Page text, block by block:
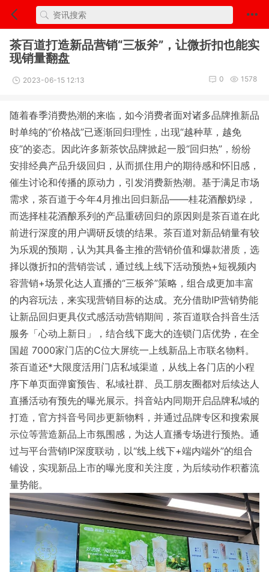
茶百道打造新品营销“三板斧”，让微折扣也能实
现销量翻盘
2023-06-15 12:13 1578
0
随着春季消费热潮的来临，如今消费者面对诸多品牌推新品
时单纯的“价格战”已逐渐回归理性，出现“越种草，越免
疫”的姿态。因此许多新茶饮品牌掀起一股“回归热”，纷纷
安排经典产品升级回归，从而抓住用户的期待感和怀旧感，
催生讨论和传播的原动力，引发消费新热潮。基于满足市场
需求，茶百道于今年4月推出回归新品——桂花酒酿奶绿，
而选择桂花酒酿系列的产品重磅回归的原因则是茶百道在此
前进行深度的用户调研反馈的结果。茶百道对新品销量有较
为乐观的预期，认为其具备主推的营销价值和爆款潜质，选
择以微折扣的营销尝试，通过线上线下活动预热+短视频内
容营销+场景化达人直播的“三板斧”策略，组合成更加丰富
的内容玩法，来实现营销目标的达成。充分借助IP营销势能
让新品回归更具仪式感活动营销期间，茶百道联合抖音生活
服务「心动上新日」，结合线下庞大的连锁门店优势，在全
国超 7000家门店的C位大屏统一上线新品上市联名物料。
茶百道还*大限度活用门店私域渠道，从线上各门店的小程
序下单页面弹窗预告、私域社群、员工朋友圈都对后续达人
直播活动有预先的曝光展示。抖音站内同期开启品牌私域的
打造，官方抖音号同步更新物料，并通过品牌专区和搜索展
示位等营造新品上市氛围感，为达人直播专场进行预热。通
过与平台营销IP深度联动，以“线上线下+端内端外”的组合
铺设，实现新品上市的曝光度和关注度，为后续动作积蓄流
量势能。